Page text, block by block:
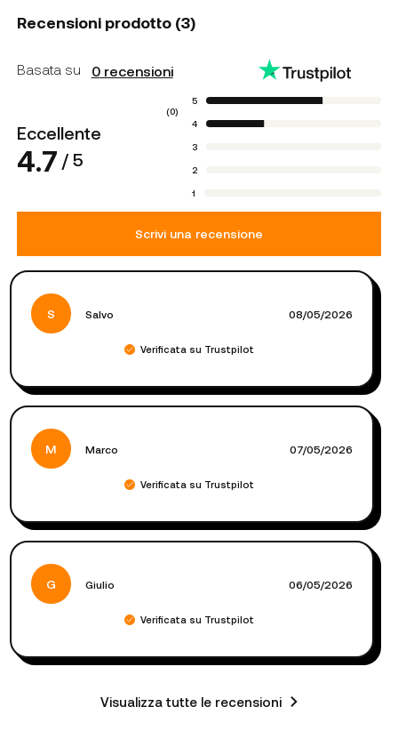
Recensioni prodotto (3)
Basata su 0recensioni
(0)
Eccellente
4.7 / 5
5
4
3
2
1
Scrivi una recensione
S Salvo 08/05/2026
Verificata su Trustpilot
M Marco 07/05/2026
Verificata su Trustpilot
G Giulio 06/05/2026
Verificata su Trustpilot
Visualizza tutte le recensioni